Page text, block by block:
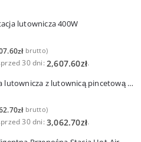
lutownicza 400W
złbrutto)
30 dni: 2,607.60zł.
Quick TS6 Stacja lutownicza z lutownicą pincetową 60W
złbrutto)
30 dni: 3,062.70zł.